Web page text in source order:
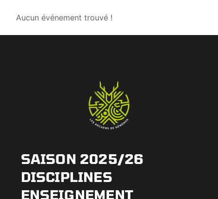
Aucun événement trouvé !
SAISON 2025/26
DISCIPLINES
ENSEIGNEMENT